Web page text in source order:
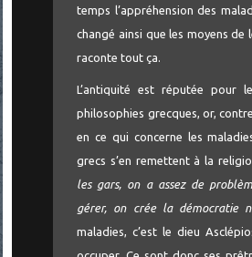
temps l’appréhension des
changé ainsi que les moyens de
raconte tout ça.
L’antiquité est réputée pour
philosophies grecques, or,
en ce qui concerne les
grecs s’en remettent à la
les gars, on a assez de
gérer, on crée la démocratie
maladies, c’est le dieu